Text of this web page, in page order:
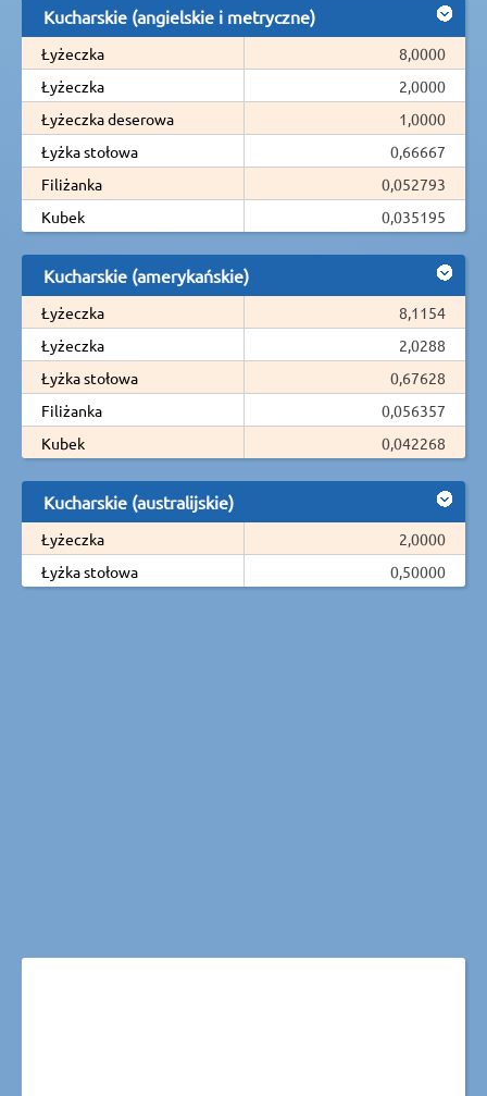
Kucharskie (angielskie i metryczne)
Łyżeczka
8,0000
Łyżeczka
2,0000
Łyżeczka deserowa
1,0000
Łyżka stołowa
0,66667
Filiżanka
0,052793
Kubek
0,035195
Kucharskie (amerykańskie)
Łyżeczka
8,1154
Łyżeczka
2,0288
Łyżka stołowa
0,67628
Filiżanka
0,056357
Kubek
0,042268
Kucharskie (australijskie)
Łyżeczka
2,0000
Łyżka stołowa
0,50000